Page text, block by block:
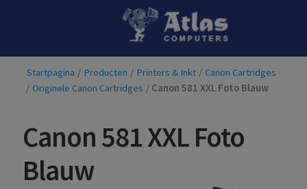
Ga
naar
navigatie
Ga
de
inhoud
Startpagina / Producten / Printers & Inkt / Canon Cartridges
/ Originele Canon Cartridges / Canon 581 XXL Foto Blauw
Canon 581 XXL Foto
Blauw